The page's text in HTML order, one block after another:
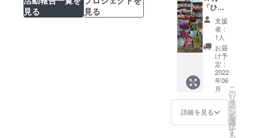
見る
見る
た、原
文のコ
ピーと
なりま
すこと
をご了
承くだ
さい。
よろし
くお願
す。
ので写
真とは
内容が
違うこ
とがあ
ること
をご了
承くだ
さい。
心を込
めて店
長がセ
からの
感謝の
お手紙
を6月以
降、順
次、お
ひとり
おひと
りに大
切に郵
送でお
届しま
「ひな
たぼっ
こ商店
につい
て、な
んでも
聞ける
券（60
分）」
＋ひな
たぼっ
こ商店
の店主
セレク
支援
者：
1人
お届
け予
定：
2022
年06
月
詳細を見る
こ
の
リ
タ
ー
ン
を
選
択
す
る